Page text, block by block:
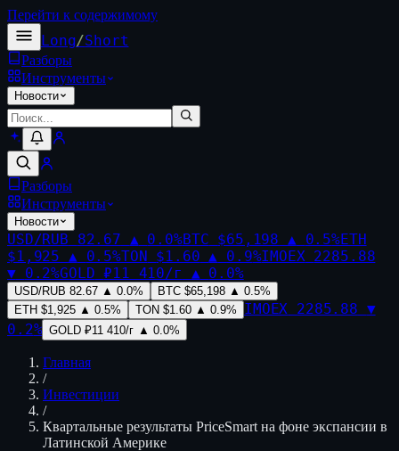
Перейти к содержимому
Long/Short
Разборы
Инструменты
Новости
Разборы
Инструменты
Новости
USD/RUB 82.67 ▲ 0.0%BTC $65,198 ▲ 0.5%ETH
$1,925 ▲ 0.5%TON $1.60 ▲ 0.9%IMOEX 2285.88
▼ 0.2%GOLD ₽11 410/г ▲ 0.0%
USD/RUB 82.67 ▲ 0.0% BTC $65,198 ▲ 0.5%
ETH $1,925 ▲ 0.5% TON $1.60 ▲ 0.9% IMOEX 2285.88 ▼
0.2% GOLD ₽11 410/г ▲ 0.0%
Главная
/
Инвестиции
/
Квартальные результаты PriceSmart на фоне экспансии в
Латинской Америке